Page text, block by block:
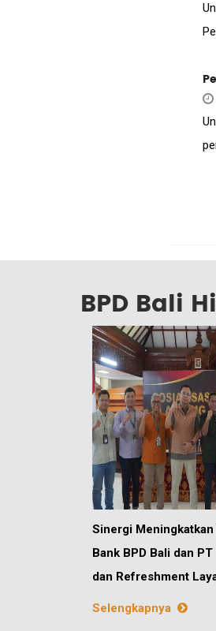
BPD Bali
Sinergi
Bank BPD Bali dan
dan Refreshment
Selengkapnya